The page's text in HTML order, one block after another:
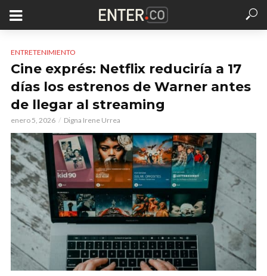
ENTRETENIMIENTO
Cine exprés: Netflix reduciría a 17
días los estrenos de Warner antes
de llegar al streaming
enero 5, 2026 Digna Irene Urrea